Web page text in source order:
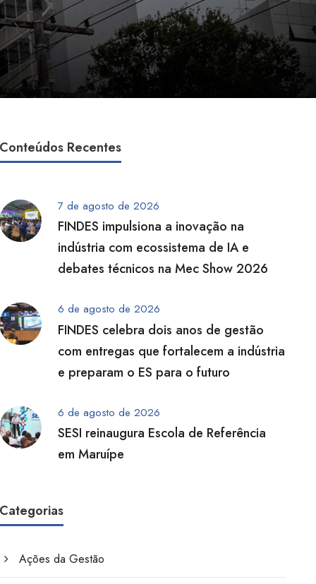
Conteúdos Recentes
7 de agosto de 2026
FINDES impulsiona a inovação na
indústria com ecossistema de IA e
debates técnicos na Mec Show 2026
6 de agosto de 2026
FINDES celebra dois anos de gestão
com entregas que fortalecem a indústria
e preparam o ES para o futuro
6 de agosto de 2026
SESI reinaugura Escola de Referência
em Maruípe
Categorias
Ações da Gestão